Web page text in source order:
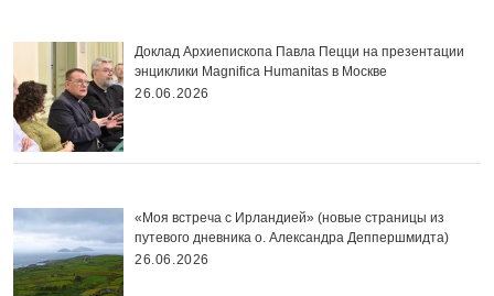
Доклад Архиепископа Павла Пецци на презентации
энциклики Magnifica Нumanitas в Москве
26.06.2026
«Моя встреча с Ирландией» (новые страницы из
путевого дневника о. Александра Деппершмидта)
26.06.2026